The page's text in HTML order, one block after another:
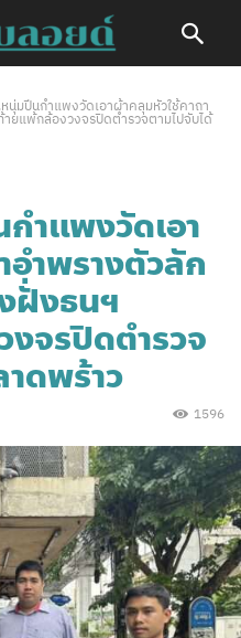
หนุ่มปีนกำแพงวัดเอาผ้าคลุมหัวใช้คาถา
ยแพ้กล้องวงจรปิดตำรวจตามไปจับได้
ำแพงวัดเอา
ำพรางตัวลัก
ฝั่งธนฯ
จรปิดตำรวจ
ดพร้าว
1596